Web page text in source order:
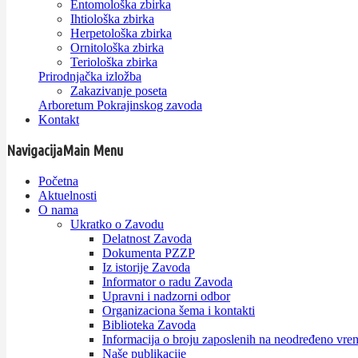
Entomološka zbirka
Ihtiološka zbirka
Herpetološka zbirka
Ornitološka zbirka
Teriološka zbirka
Prirodnjačka izložba
Zakazivanje poseta
Arboretum Pokrajinskog zavoda
Kontakt
NavigacijaMain Menu
Početna
Aktuelnosti
O nama
Ukratko o Zavodu
Delatnost Zavoda
Dokumenta PZZP
Iz istorije Zavoda
Informator o radu Zavoda
Upravni i nadzorni odbor
Organizaciona šema i kontakti
Biblioteka Zavoda
Informacija o broju zaposlenih na neodređeno
Naše publikacije